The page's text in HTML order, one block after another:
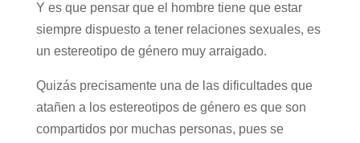
Y es que pensar que el hombre tiene que estar
siempre dispuesto a tener relaciones sexuales, es
un estereotipo de género muy arraigado.
Quizás precisamente una de las dificultades que
atañen a los estereotipos de género es que son
compartidos por muchas personas, pues se